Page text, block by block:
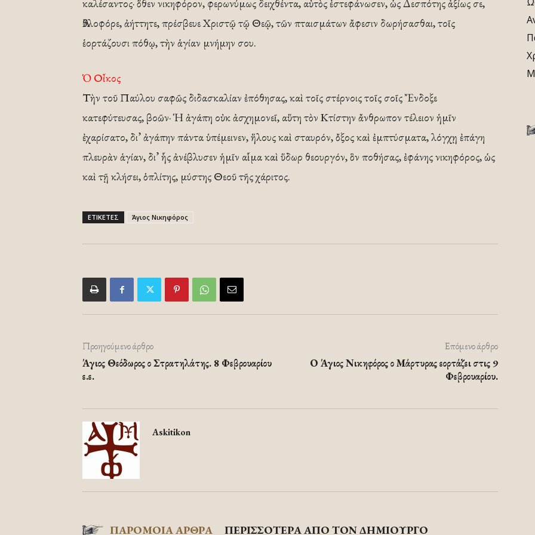
καλέσαντος· ὅθεν νικηφόρον, φερωνύμως δειχθέντα, αὐτὸς ἐστεφάνωσεν, ὡς Δεσπότης ἀξίως σε,
Ἀθλοφόρε, ἀήττητε, πρέσβευε Χριστῷ τῷ Θεῷ, τῶν πταισμάτων ἄφεσιν δωρήσασθαι, τοῖς
ἑορτάζουσι πόθῳ, τὴν ἁγίαν μνήμην σου.
Ὁ Οἶκος
Τὴν τοῦ Παύλου σαφῶς διδασκαλίαν ἐπόθησας, καὶ τοῖς στέρνοις τοῖς σοῖς Ἔνδοξε
κατεφύτευσας, βοῶν· Ἡ ἀγάπη οὐκ ἀσχημονεῖ, αὕτη τὸν Κτίστην ἄνθρωπον τέλειον ἡμῖν
ἐχαρίσατο, δι’ ἀγάπην πάντα ὑπέμεινεν, ἥλους καὶ σταυρόν, ὄξος καὶ ἐμπτύσματα, λόγχῃ ἐπάγη
πλευρὰν ἁγίαν, δι’ ἧς ἀνέβλυσεν ἡμῖν αἷμα καὶ ὕδωρ θεουργόν, ὃν ποθήσας, ἐφάνης νικηφόρος, ὡς
καὶ τῇ κλήσει, ὁπλίτης, μύστης Θεοῦ τῆς χάριτος.
ΕΤΙΚΕΤΕΣ Άγιος Νικηφόρος
Προηγούμενο άρθρο
Άγιος Θεόδωρος ο Στρατηλάτης. 8 Φεβρουαρίου
ε.ε.
Επόμενο άρθρο
Ο Άγιος Νικηφόρος ο Μάρτυρας εορτάζει στις 9
Φεβρουαρίου.
Askitikon
ΠΑΡΟΜΟΙΑ ΑΡΘΡΑ ΠΕΡΙΣΣΟΤΕΡΑ ΑΠΟ ΤΟΝ ΔΗΜΙΟΥΡΓΟ